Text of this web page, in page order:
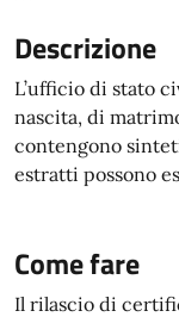
Descrizione
L’ufficio di stato
nascita, di
contengono
estratti possono
Come fare
Il rilascio di